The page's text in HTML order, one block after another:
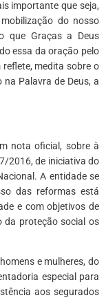
importante que seja,
do nosso
que Graças a Deus
essa da oração pelo
medita sobre o
Palavra de Deus, a
nota oficial, sobre à
2016, de iniciativa do
A entidade se
das reformas está
e com objetivos de
da proteção social os
e mulheres, do
especial para
aos segurados